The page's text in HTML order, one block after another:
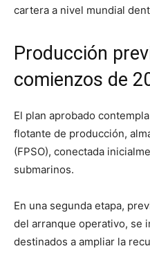
cartera a nivel mundial
Producción
comienzos de
El plan aprobado
flotante de producción,
(FPSO), conectada
submarinos.
En una segunda etapa,
del arranque operativo, se
destinados a ampliar la